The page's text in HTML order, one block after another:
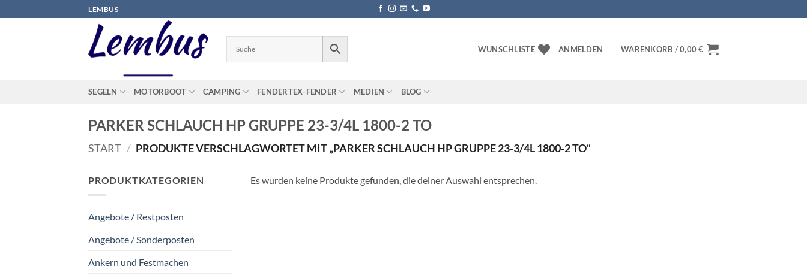
Inhalt
LEMBUS
WUNSCHLISTE ANMELDEN WARENKORB /0,00€
SEGELN MOTORBOOT CAMPING FENDERTEX-FENDER MEDIEN BLOG
PARKER SCHLAUCH HP GRUPPE 23-3/4L 1800-2 TO
START / PRODUKTE VERSCHLAGWORTET MIT „PARKER SCHLAUCH HP GRUPPE 23-3/4L 1800-2 TO“
PRODUKTKATEGORIEN
Angebote / Restposten
Angebote / Sonderposten
Ankern und Festmachen
Es wurden keine Produkte gefunden, die deiner Auswahl entsprechen.